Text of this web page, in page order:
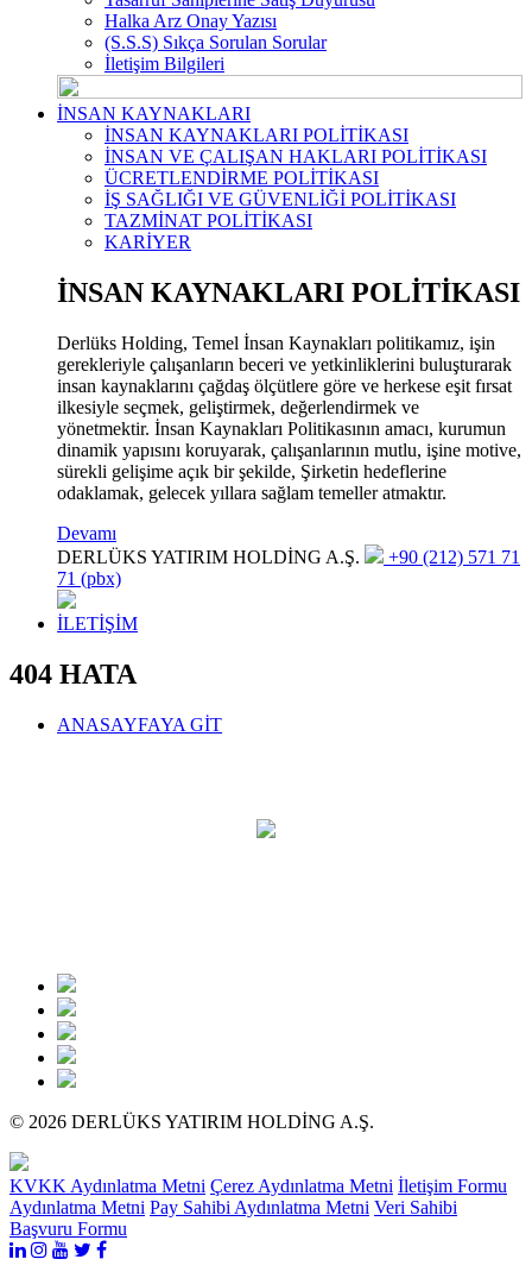
Halka Arz Onay Yazısı
(S.S.S) Sıkça Sorulan Sorular
İletişim Bilgileri
İNSAN KAYNAKLARI
İNSAN KAYNAKLARI POLİTİKASI
İNSAN VE ÇALIŞAN HAKLARI POLİTİKASI
ÜCRETLENDİRME POLİTİKASI
İŞ SAĞLIĞI VE GÜVENLİĞİ POLİTİKASI
TAZMİNAT POLİTİKASI
KARİYER
İNSAN KAYNAKLARI POLİTİKASI
Derlüks Holding, Temel İnsan Kaynakları politikamız, işin
gerekleriyle çalışanların beceri ve yetkinliklerini buluşturarak
insan kaynaklarını çağdaş ölçütlere göre ve herkese eşit fırsat
ilkesiyle seçmek, geliştirmek, değerlendirmek ve
yönetmektir. İnsan Kaynakları Politikasının amacı, kurumun
dinamik yapısını koruyarak, çalışanlarının mutlu, işine motive,
sürekli gelişime açık bir şekilde, Şirketin hedeflerine
odaklamak, gelecek yıllara sağlam temeller atmaktır.
Devamı
DERLÜKS YATIRIM HOLDİNG A.Ş.
+90 (212) 571 71
71 (pbx)
İLETİŞİM
404 HATA
ANASAYFAYA GİT
© 2026 DERLÜKS YATIRIM HOLDİNG A.Ş.
KVKK Aydınlatma Metni Çerez Aydınlatma Metni İletişim Formu
Aydınlatma Metni Pay Sahibi Aydınlatma Metni Veri Sahibi
Başvuru Formu